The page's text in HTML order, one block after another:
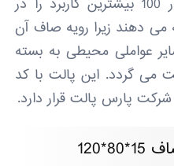
پالت های رویه صاف 120 در 100 بیشترین کاربرد را در
می دهند زیرا رویه صاف آن
عواملی محیطی به بسته
می گردد. این پالت با کد